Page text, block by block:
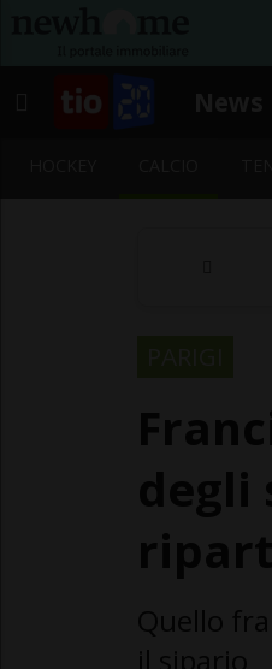
Quello